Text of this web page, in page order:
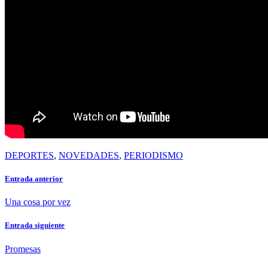
DEPORTES, NOVEDADES, PERIODISMO
Entrada anterior
Una cosa por vez
Entrada siguiente
Promesas